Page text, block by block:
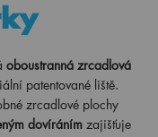
oboustranná zrcadlová
patentované liště.
zrcadlové plochy
dovíráním zajišťuje